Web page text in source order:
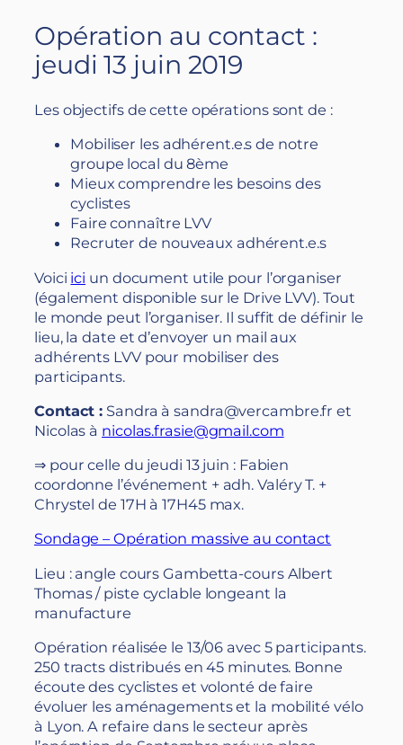
Opération au contact :
jeudi 13 juin 2019
Les objectifs de cette opérations sont de :
Mobiliser les adhérent.e.s de notre
groupe local du 8ème
Mieux comprendre les besoins des
cyclistes
Faire connaître LVV
Recruter de nouveaux adhérent.e.s
Voici ici un document utile pour l’organiser
(également disponible sur le Drive LVV). Tout
le monde peut l’organiser. Il suffit de définir le
lieu, la date et d’envoyer un mail aux
adhérents LVV pour mobiliser des
participants.
Contact : Sandra àsandra@vercambre.fr et
Nicolas à nicolas.frasie@gmail.com
⇒ pour celle du jeudi 13 juin : Fabien
coordonne l’événement + adh. Valéry T. +
Chrystel de 17H à 17H45 max.
Sondage – Opération massive au contact
Lieu : angle cours Gambetta-cours Albert
Thomas / piste cyclable longeant la
manufacture
Opération réalisée le 13/06 avec 5 participants.
250 tracts distribués en 45 minutes. Bonne
écoute des cyclistes et volonté de faire
évoluer les aménagements et la mobilité vélo
à Lyon. A refaire dans le secteur après